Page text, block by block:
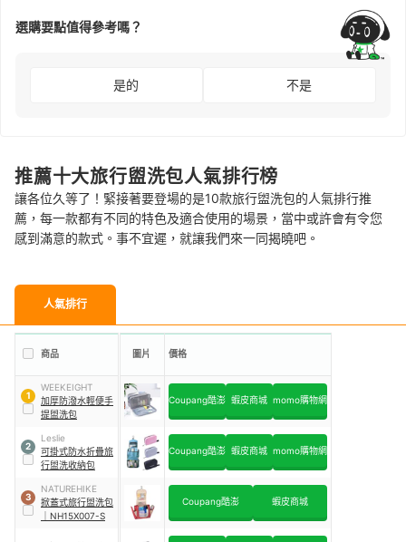
選購要點值得參考嗎？
是的 不是
推薦十大旅行盥洗包人氣排行榜
讓各位久等了！緊接著要登場的是10款旅行盥洗包的人氣排行推
薦，每一款都有不同的特色及適合使用的場景，當中或許會有令您
感到滿意的款式。事不宜遲，就讓我們來一同揭曉吧。
人氣排行
商品 圖片 價格
1
WEEKEIGHT
加厚防潑水輕便手
提盥洗包
Coupang酷澎 蝦皮商城 momo購物網
2
Leslie
可掛式防水折疊旅
行盥洗收納包
Coupang酷澎 蝦皮商城 momo購物網
3
NATUREHIKE
掀蓋式旅行盥洗包
NH15X007-S
Coupang酷澎 蝦皮商城